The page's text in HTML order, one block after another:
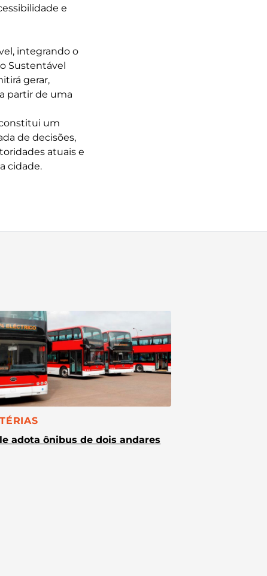
e
integrando o
Sustentável
gerar,
partir de uma
um
de decisões,
atuais e
cidade.
adota ônibus de dois andares